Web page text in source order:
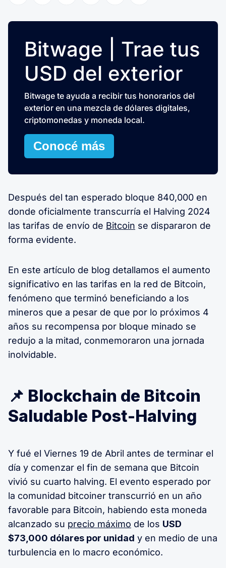
Bitwage | Trae tus
USD del exterior
Bitwage te ayuda a recibir tus honorarios del
exterior en una mezcla de dólares digitales,
criptomonedas y moneda local.
Conocé más
Después del tan esperado bloque 840,000 en
donde oficialmente transcurría el Halving 2024
las tarifas de envío de Bitcoin se dispararon de
forma evidente.
En este artículo de blog detallamos el aumento
significativo en las tarifas en la red de Bitcoin,
fenómeno que terminó beneficiando a los
mineros que a pesar de que por lo próximos 4
años su recompensa por bloque minado se
redujo a la mitad, conmemoraron una jornada
inolvidable.
📌 Blockchain de Bitcoin
Saludable Post-Halving
Y fué el Viernes 19 de Abril antes de terminar el
día y comenzar el fin de semana que Bitcoin
vivió su cuarto halving. El evento esperado por
la comunidad bitcoiner transcurrió en un año
favorable para Bitcoin, habiendo esta moneda
alcanzado su precio máximo de los USD
$73,000 dólares por unidad y en medio de una
turbulencia en lo macro económico.